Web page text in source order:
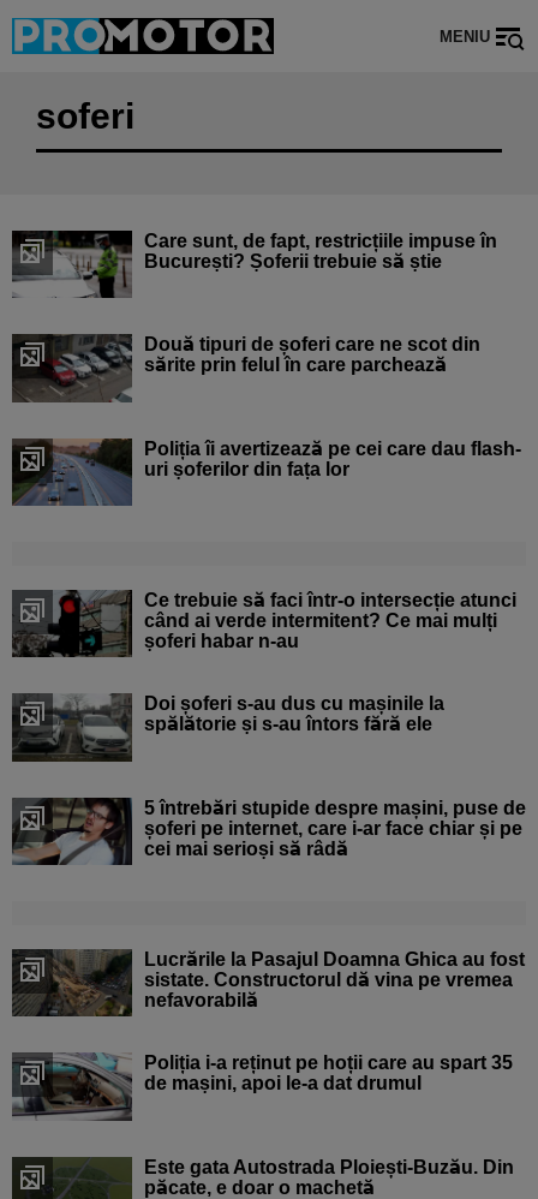
MENIU
soferi
Care sunt, de fapt, restricțiile impuse în
București? Șoferii trebuie să știe
Două tipuri de șoferi care ne scot din
sărite prin felul în care parchează
Poliția îi avertizează pe cei care dau flash-
uri șoferilor din fața lor
Ce trebuie să faci într-o intersecție atunci
când ai verde intermitent? Ce mai mulți
șoferi habar n-au
Doi șoferi s-au dus cu mașinile la
spălătorie și s-au întors fără ele
5 întrebări stupide despre mașini, puse de
șoferi pe internet, care i-ar face chiar și pe
cei mai serioși să râdă
Lucrările la Pasajul Doamna Ghica au fost
sistate. Constructorul dă vina pe vremea
nefavorabilă
Poliția i-a reținut pe hoții care au spart 35
de mașini, apoi le-a dat drumul
Este gata Autostrada Ploiești-Buzău. Din
păcate, e doar o machetă